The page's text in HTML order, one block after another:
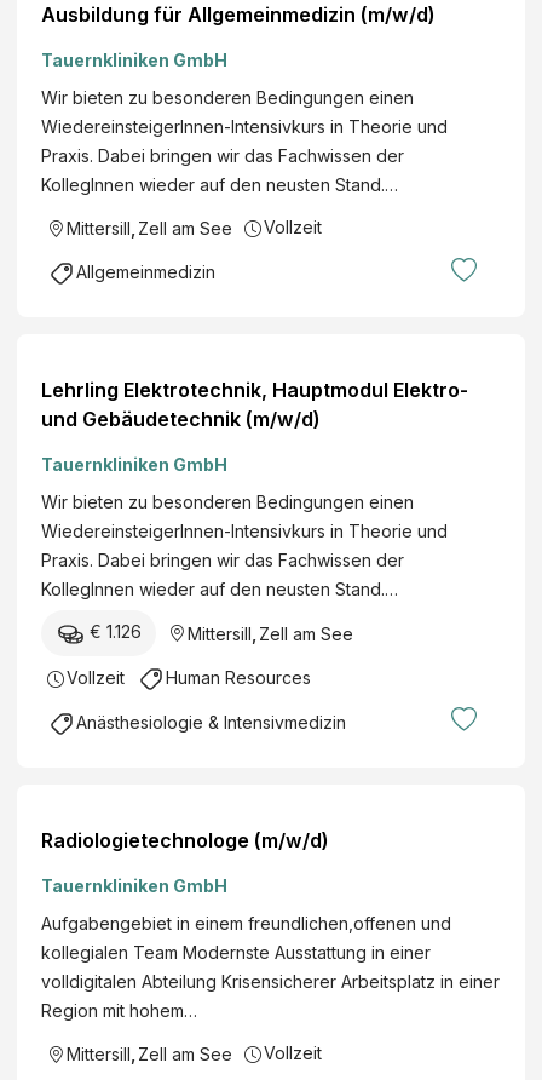
Ausbildung für Allgemeinmedizin (m/w/d)
Tauernkliniken GmbH
Wir bieten zu besonderen Bedingungen einen
WiedereinsteigerInnen-Intensivkurs in Theorie und
Praxis. Dabei bringen wir das Fachwissen der
KollegInnen wieder auf den neusten Stand.…
Mittersill Zell am See Vollzeit
Allgemeinmedizin
Lehrling Elektrotechnik, Hauptmodul Elektro-
und Gebäudetechnik (m/w/d)
Tauernkliniken GmbH
Wir bieten zu besonderen Bedingungen einen
WiedereinsteigerInnen-Intensivkurs in Theorie und
Praxis. Dabei bringen wir das Fachwissen der
KollegInnen wieder auf den neusten Stand.…
€ 1.126 Mittersill Zell am See
Vollzeit Human Resources
Anästhesiologie & Intensivmedizin
Radiologietechnologe (m/w/d)
Tauernkliniken GmbH
Aufgabengebiet in einem freundlichen,offenen und
kollegialen Team Modernste Ausstattung in einer
volldigitalen Abteilung Krisensicherer Arbeitsplatz in einer
Region mit hohem…
Mittersill Zell am See Vollzeit